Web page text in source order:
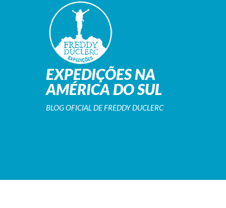
EXPEDIÇÕES NA
AMÉRICA DO SUL
BLOG OFICIAL DE FREDDY DUCLERC